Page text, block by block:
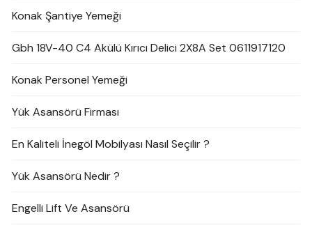
Konak Şantiye Yemeği
Gbh 18V-40 C4 Akülü Kırıcı Delici 2X8A Set 0611917120
Konak Personel Yemeği
Yük Asansörü Firması
En Kaliteli İnegöl Mobilyası Nasıl Seçilir ?
Yük Asansörü Nedir ?
Engelli Lift Ve Asansörü